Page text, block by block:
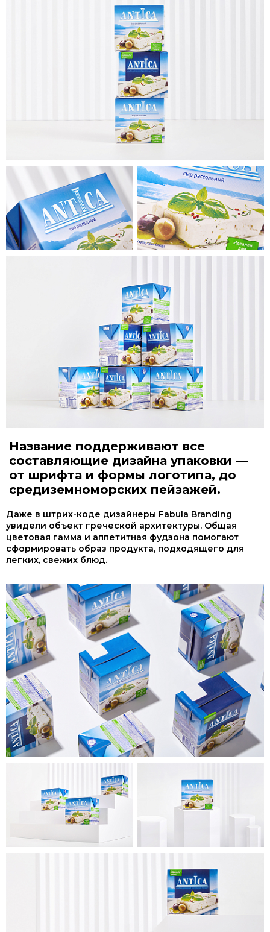
Название поддерживают все
составляющие дизайна упаковки —
от шрифта и формы логотипа, до
средиземноморских пейзажей.
Даже в штрих-коде дизайнеры Fabula Branding
увидели объект греческой архитектуры. Общая
цветовая гамма и аппетитная фудзона помогают
сформировать образ продукта, подходящего для
легких, свежих блюд.